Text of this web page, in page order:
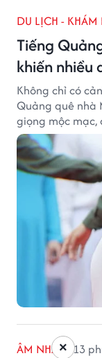
DU LỊCH - KHÁM
Tiếng
khiến nhiều
Không chỉ có
Quảng quê nhà
giọng mộc mạc,
ÂM NHẠC 13
×